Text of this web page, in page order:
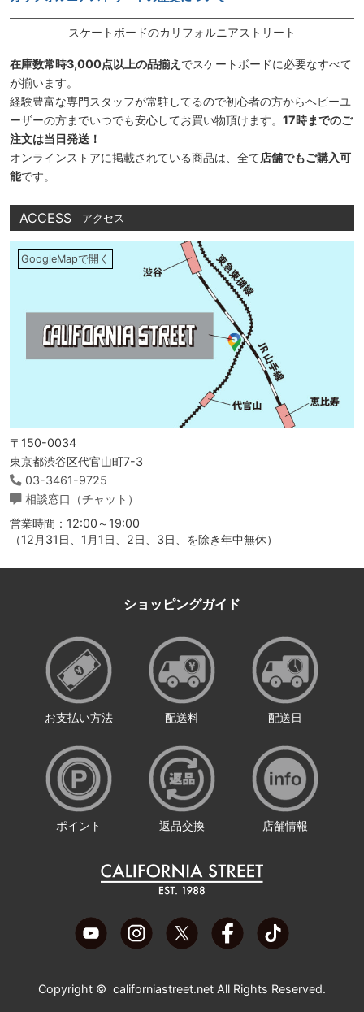
スケートボードのカリフォルニアストリート
在庫数常時3,000点以上の品揃え でスケートボードに必要なすべて
が揃います。
経験豊富な専門スタッフが常駐してるので初心者の方からヘビーユ
ーザーの方までいつでも安心してお買い物頂けます。 17時までのご
注文は当日発送！
オンラインストアに掲載されている商品は、全て店舗でもご購入可
能です。
ACCESS アクセス
GoogleMapで開く
〒150-0034
東京都渋谷区代官山町7-3
03-3461-9725
相談窓口（チャット）
営業時間：12:00～19:00
（12月31日、1月1日、2日、3日、を除き年中無休）
ショッピングガイド
お支払い方法 配送料 配送日
ポイント 返品交換 店舗情報
Copyright © californiastreet.net All Rights Reserved.